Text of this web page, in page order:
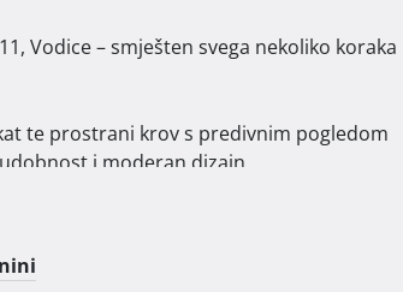
te prostrani krov s predivnim pogledom
i moderan dizajn.
suvremenu arhitekturu i